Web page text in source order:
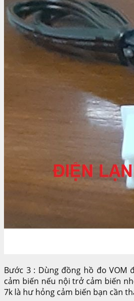
Bước 3 : Dùng đồng hồ đo VOM
cảm biến nếu nội trở cảm biến
7k là hư hỏng cảm biến bạn cần